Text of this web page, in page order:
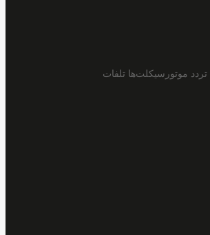
موتورسیکلت‌ها تلفات